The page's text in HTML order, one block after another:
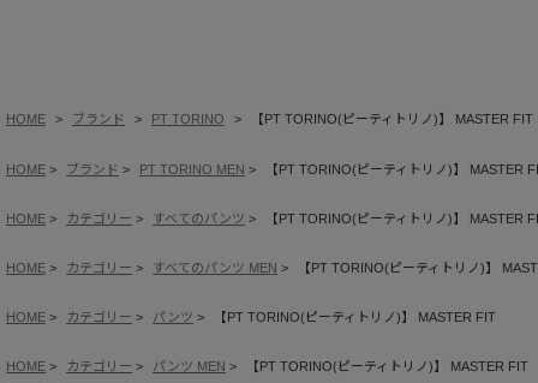
HOME ブランド PT TORINO 【PT TORINO(ピーティトリノ)】 MASTER FIT
HOME ブランド PT TORINO MEN 【PT TORINO(ピーティトリノ)】 MASTER
HOME カテゴリー すべてのパンツ 【PT TORINO(ピーティトリノ)】 MASTER
HOME カテゴリー すべてのパンツ MEN 【PT TORINO(ピーティトリノ)】
HOME カテゴリー パンツ 【PT TORINO(ピーティトリノ)】 MASTER FIT
HOME カテゴリー パンツ MEN 【PT TORINO(ピーティトリノ)】 MASTER FIT